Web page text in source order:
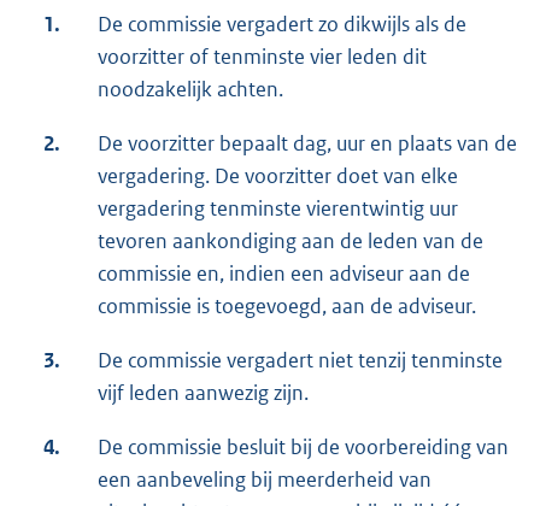
1.
De commissie vergadert zo dikwijls als de
voorzitter of tenminste vier leden dit
noodzakelijk achten.
2.
De voorzitter bepaalt dag, uur en plaats van de
vergadering. De voorzitter doet van elke
vergadering tenminste vierentwintig uur
tevoren aankondiging aan de leden van de
commissie en, indien een adviseur aan de
commissie is toegevoegd, aan de adviseur.
3.
De commissie vergadert niet tenzij tenminste
vijf leden aanwezig zijn.
4.
De commissie besluit bij de voorbereiding van
een aanbeveling bij meerderheid van